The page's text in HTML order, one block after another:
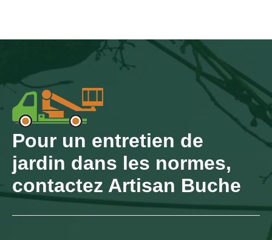
Pour un entretien de
jardin dans les normes,
contactez Artisan Buche